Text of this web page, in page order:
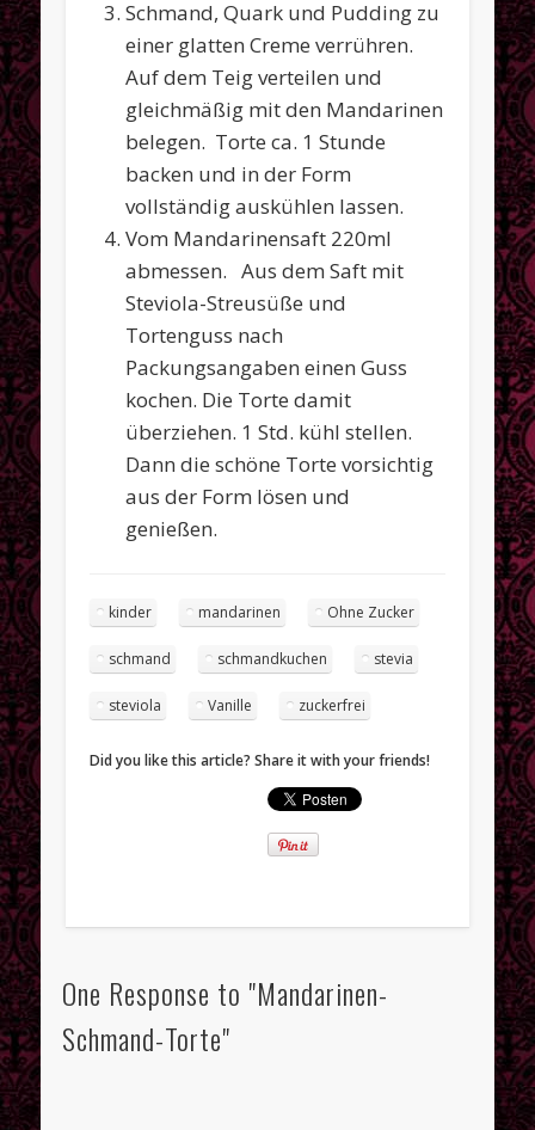
Schmand, Quark und Pudding zu
einer glatten Creme verrühren.
Auf dem Teig verteilen und
gleichmäßig mit den Mandarinen
belegen. Torte ca. 1 Stunde
backen und in der Form
vollständig auskühlen lassen.
Vom Mandarinensaft 220ml
abmessen. Aus dem Saft mit
Steviola-Streusüße und
Tortenguss nach
Packungsangaben einen Guss
kochen. Die Torte damit
überziehen. 1 Std. kühl stellen.
Dann die schöne Torte vorsichtig
aus der Form lösen und
genießen.
kinder mandarinen Ohne Zucker
schmand schmandkuchen stevia
steviola Vanille zuckerfrei
Did you like this article? Share it with your friends!
One Response to "Mandarinen-
Schmand-Torte"